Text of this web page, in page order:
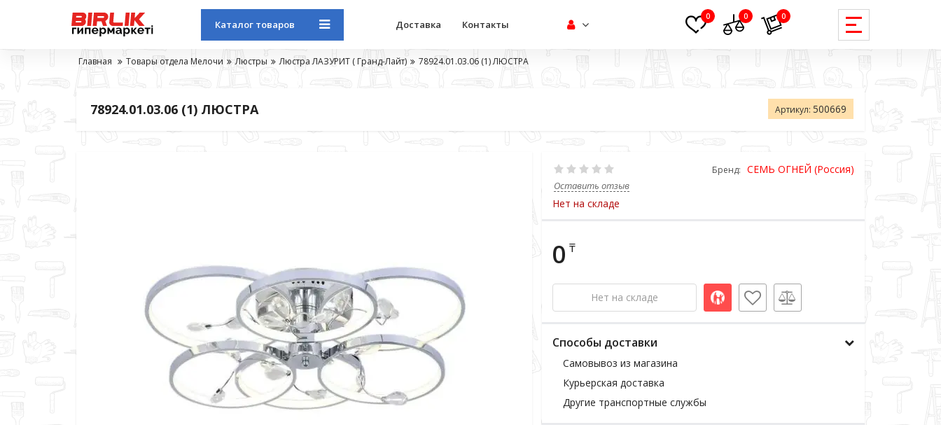
Каталог товаров Доставка Контакты
0 0 0
Главная Товары отдела Мелочи Люстры Люстра ЛАЗУРИТ ( Гранд-Лайт) 78924.01.03.06 (1) ЛЮСТРА
78924.01.03.06 (1) ЛЮСТРА Артикул: 500669
Бренд: СЕМЬ ОГНЕЙ (Россия)
Оставить отзыв
Нет на складе
0 ₸
Нет на складе
Способы доставки
Самовывоз из магазина
Курьерская доставка
Другие транспортные службы